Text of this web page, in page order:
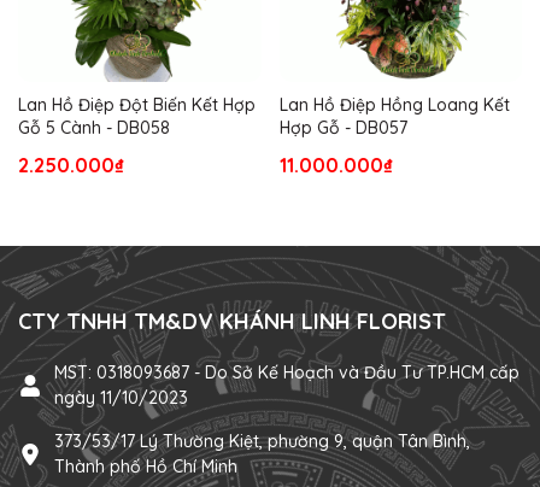
Lan Hồ Điệp Đột Biến Kết Hợp
Gỗ 5 Cành - DB058
2.250.000₫
Lan Hồ Điệp Hồng Loang Kết
Hợp Gỗ - DB057
11.000.000₫
CTY TNHH TM&DV KHÁNH LINH FLORIST
MST: 0318093687 - Do Sở Kế Hoạch và Đầu Tư TP.HCM cấp
ngày 11/10/2023
373/53/17 Lý Thường Kiệt, phường 9, quận Tân Bình,
Thành phố Hồ Chí Minh